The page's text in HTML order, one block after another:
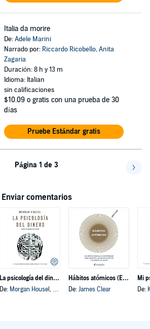
Italia da morire
De:Adele Marini
Narrado por: Riccardo Ricobello,Anita
Zagaria
Duración: 8 h y 13 m
Idioma: Italian
sin calificaciones
$10.09 o gratis con una prueba de 30
días
Pruebe Estándar gratis
Página 1 de 3
Enviar comentarios
La psicología del dinero
De: Morgan Housel, y otros
Hábitos atómicos (Español neutro)
De: James Clear
Mi
De: